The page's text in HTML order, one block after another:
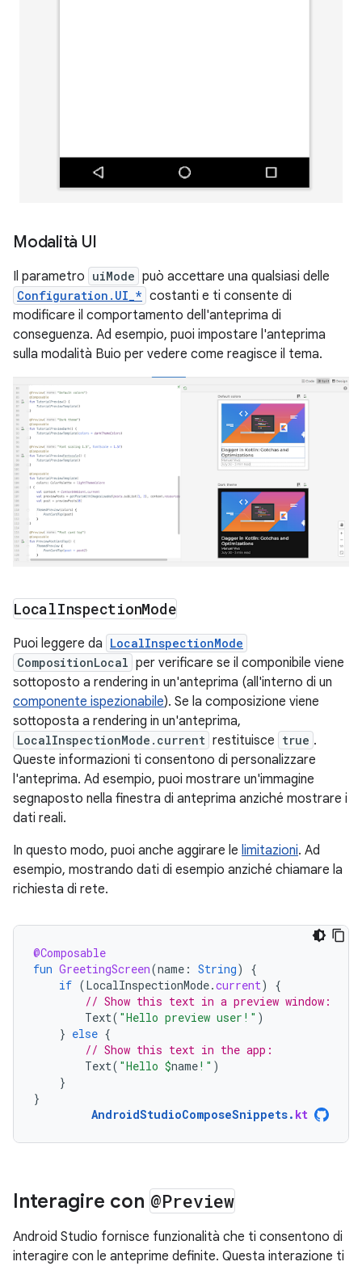
Modalità UI
Il parametro uiMode può accettare una qualsiasi delle
Configuration.UI_* costanti e ti consente di
modificare il comportamento dell'anteprima di
conseguenza. Ad esempio, puoi impostare l'anteprima
sulla modalità Buio per vedere come reagisce il tema.
LocalInspectionMode
Puoi leggere da LocalInspectionMode
CompositionLocal per verificare se il componibile viene
sottoposto a rendering in un'anteprima (all'interno di un
componente ispezionabile). Se la composizione viene
sottoposta a rendering in un'anteprima,
LocalInspectionMode.current restituisce true .
Queste informazioni ti consentono di personalizzare
l'anteprima. Ad esempio, puoi mostrare un'immagine
segnaposto nella finestra di anteprima anziché mostrare i
dati reali.
In questo modo, puoi anche aggirare le limitazioni. Ad
esempio, mostrando dati di esempio anziché chiamare la
richiesta di rete.
@Composable
fun GreetingScreen(name : String)
{
if (LocalInspectionMode.current)
{
// Show this text in a preview window:
Text( "Hello preview user!" )
} else {
// Show this text in the app:
Text( "Hello $name!" )
}
}
AndroidStudioComposeSnippets. kt
Interagire con @Preview
Android Studio fornisce funzionalità che ti consentono di
interagire con le anteprime definite. Questa interazione ti